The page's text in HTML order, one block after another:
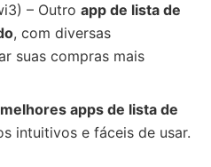
– Outro app de lista de
, com diversas
suas compras mais
melhores apps de lista de
intuitivos e fáceis de usar.